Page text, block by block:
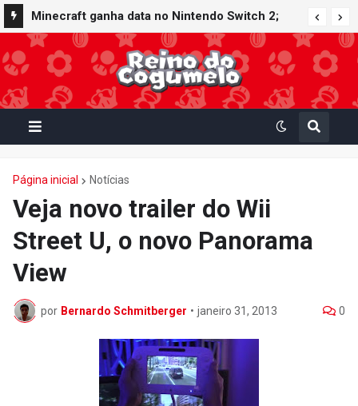
Minecraft ganha data no Nintendo Switch 2;
Super Mario Mash-Up receberá atualização
gráfica exclusiva
Página inicial Notícias
Veja novo trailer do Wii
Street U, o novo Panorama
View
por Bernardo Schmitberger • janeiro 31, 2013 0